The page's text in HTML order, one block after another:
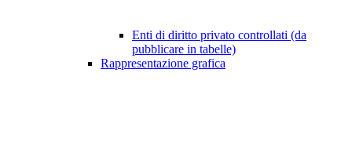
Enti di diritto privato controllati (da
pubblicare in tabelle)
Rappresentazione grafica